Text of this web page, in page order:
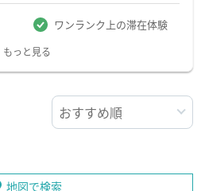
ワンランク上の滞在体験
もっと見る
地図で検索